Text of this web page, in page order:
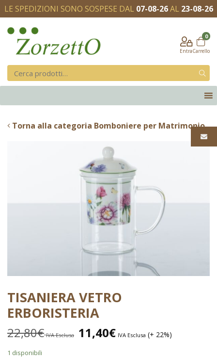
LE SPEDIZIONI SONO SOSPESE DAL 07-08-26AL 23-08-26
Entra
0
Carrello
Torna alla categoria Bomboniere per Matrimonio
TISANIERA VETRO
ERBORISTERIA
22,80€ IVA Esclusa 11,40€ IVA Esclusa (+ 22%)
1 disponibili